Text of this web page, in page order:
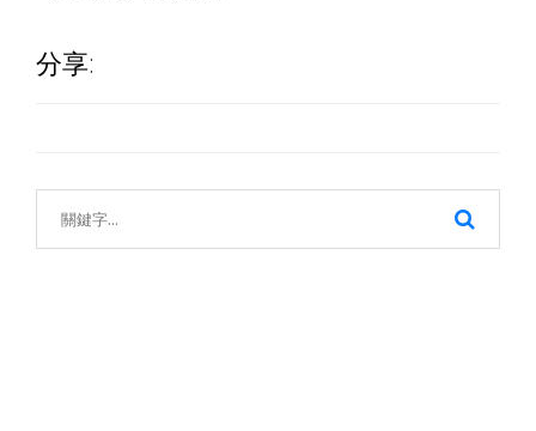
分享: